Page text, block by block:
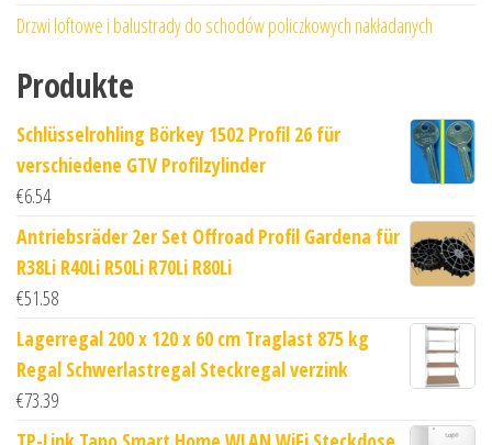
Drzwi loftowe i balustrady do schodów policzkowych nakładanych
Produkte
Schlüsselrohling Börkey 1502 Profil 26 für
verschiedene GTV Profilzylinder
€6.54
Antriebsräder 2er Set Offroad Profil Gardena für
R38Li R40Li R50Li R70Li R80Li
€51.58
Lagerregal 200 x 120 x 60 cm Traglast 875 kg
Regal Schwerlastregal Steckregal verzink
€73.39